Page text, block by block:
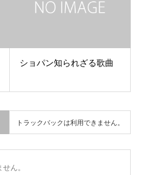
ショパン知られざる歌曲
トラックバックは利用できません。
ん。